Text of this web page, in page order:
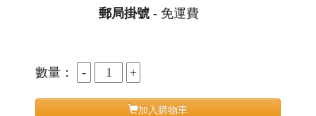
郵局掛號 - 免運費
數量：
加入購物車